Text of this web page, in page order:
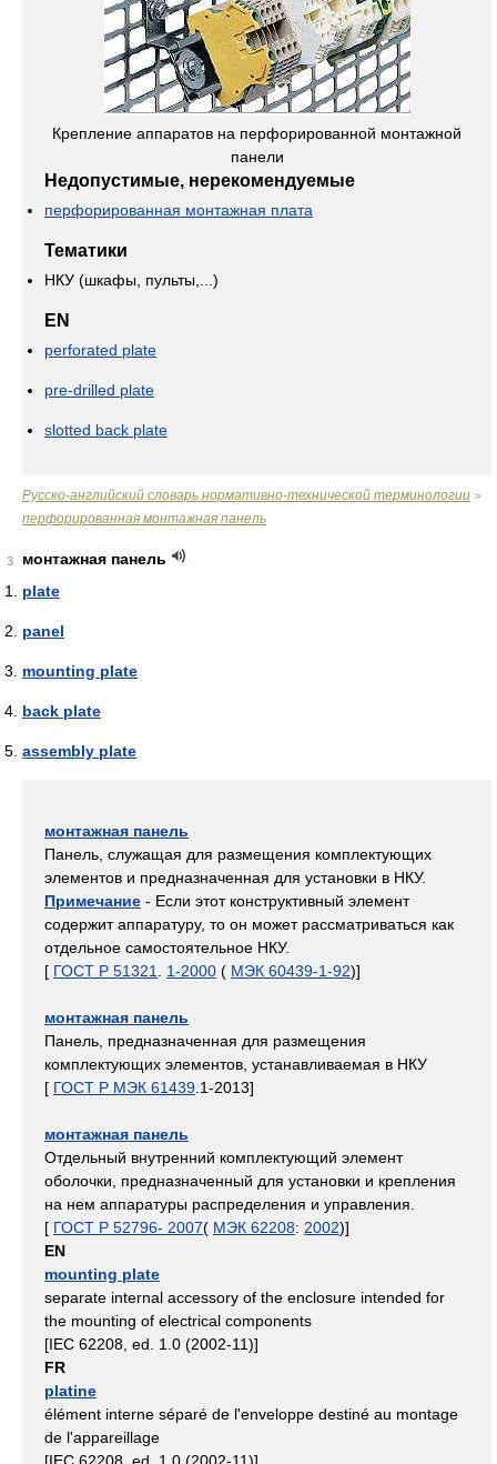
Крепление аппаратов на перфорированной монтажной
панели
Недопустимые, нерекомендуемые
перфорированная монтажная плата
Тематики
НКУ (шкафы, пульты,...)
EN
perforated plate
pre-drilled plate
slotted back plate
Русско-английский словарь нормативно-технической терминологии >
перфорированная монтажная панель
3
монтажная панель
plate
panel
mounting plate
back plate
assembly plate
монтажная панель
Панель, служащая для размещения комплектующих
элементов и предназначенная для установки в НКУ.
Примечание - Если этот конструктивный элемент
содержит аппаратуру, то он может рассматриваться как
отдельное самостоятельное НКУ.
[ ГОСТ Р 51321 1-2000 ( МЭК 60439-1-92)]
монтажная панель
Панель, предназначенная для размещения
комплектующих элементов, устанавливаемая в НКУ
[ ГОСТ Р МЭК 61439 .1-2013]
монтажная панель
Отдельный внутренний комплектующий элемент
оболочки, предназначенный для установки и крепления
на нем аппаратуры распределения и управления.
[ ГОСТ Р 52796- 2007( МЭК 62208: 2002)]
EN
mounting plate
separate internal accessory of the enclosure intended for
the mounting of electrical components
[IEC 62208, ed. 1.0 (2002-11)]
FR
platine
élément interne séparé de l'enveloppe destiné au montage
de l'appareillage